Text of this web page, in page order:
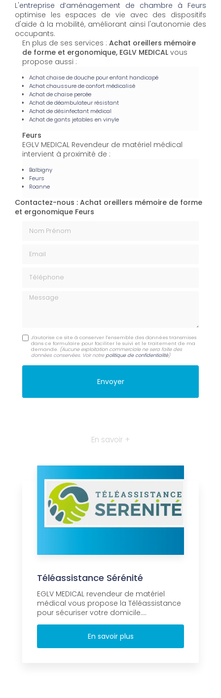
L'entreprise d’aménagement de chambre à Feurs
optimise les espaces de vie avec des dispositifs
d'aide à la mobilité, améliorant ainsi l'autonomie des
occupants.
En plus de ses services : Achat oreillers mémoire
de forme et ergonomique, EGLV MEDICAL vous
propose aussi :
Achat chaise de douche pour enfant handicapé
Achat chaussure de confort médicalisé
Achat de chaise percée
Achat de déambulateur résistant
Achat de désinfectant médical
Achat de gants jetables en vinyle
Feurs
EGLV MEDICAL Revendeur de matériel médical
intervient à proximité de :
Balbigny
Feurs
Roanne
Contactez-nous : Achat oreillers mémoire de forme
et ergonomique Feurs
Message
J'autorise ce site à conserver l'ensemble des données transmises
dans ce formulaire pour faciliter le suivi et le traitement de ma
demande. (Aucune exploitation commerciale ne sera faite des
données conservées. Voir notre politique de confidentialité)
En savoir +
Téléassistance Sérénité
EGLV MEDICAL revendeur de matériel
médical vous propose la Téléassistance
pour sécuriser votre domicile....
En savoir plus